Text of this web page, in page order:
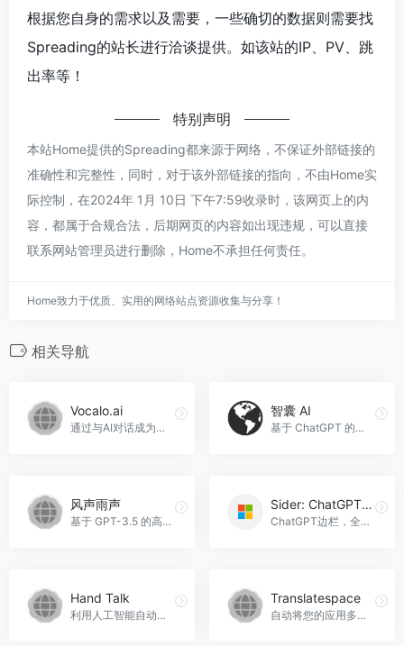
根据您自身的需求以及需要，一些确切的数据则需要找
Spreading的站长进行洽谈提供。如该站的IP、PV、跳
出率等！
特别声明
本站Home提供的Spreading都来源于网络，不保证外部链接的
准确性和完整性，同时，对于该外部链接的指向，不由Home实
际控制，在2024年 1月 10日 下午7:59收录时，该网页上的内
容，都属于合规合法，后期网页的内容如出现违规，可以直接
联系网站管理员进行删除，Home不承担任何责任。
Home致力于优质、实用的网络站点资源收集与分享！
相关导航
Vocalo.ai
通过与AI对话成为流利的英语口语者，Vocalo.ai官网入口网址
智囊 AI
基于 ChatGPT 的免费智能工具，智囊 AI官网入口网址
风声雨声
基于 GPT-3.5 的高质量翻译服务，风声雨声官网入口网址
Sider: ChatGPT Sidebar, GPT-4, Draw & Web
ChatGPT边栏，全面AI助手，Sider: ChatGPT Sidebar， GPT-4， Draw &amp; Web官网入口网址
Hand Talk
利用人工智能自动将文本和音频翻译成美国手语和巴西手语，Hand Talk官网入口网址
Translatespace
自动将您的应用多语言化，将您的市场扩大四倍，Translatespace官网入口网址